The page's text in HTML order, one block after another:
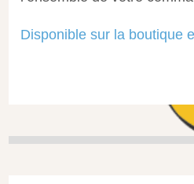
Disponible sur la boutique